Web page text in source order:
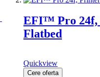
EFI™ Pro 24f,
Flatbed
Quickview
Cere oferta